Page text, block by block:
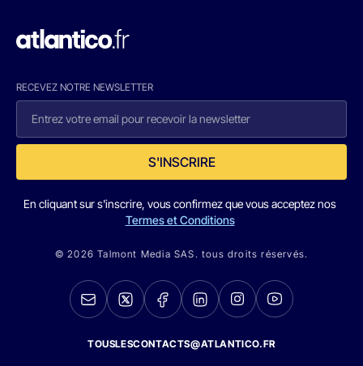
RECEVEZ NOTRE NEWSLETTER
S'INSCRIRE
En cliquant sur s'inscrire, vous confirmez que vous acceptez nos
Termes et Conditions
© 2026 Talmont Media SAS. tous droits réservés.
TOUSLESCONTACTS@ATLANTICO.FR